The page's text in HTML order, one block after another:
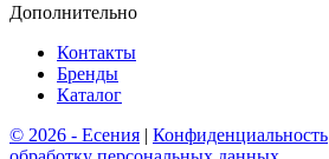
Дополнительно
Контакты
Бренды
Каталог
© 2026 - Есения | Конфиденциальность